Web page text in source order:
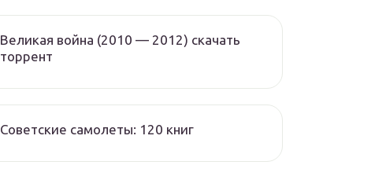
Великая война (2010 — 2012) скачать
торрент
Советские самолеты: 120 книг